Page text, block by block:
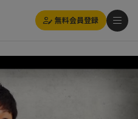
無料会員登録